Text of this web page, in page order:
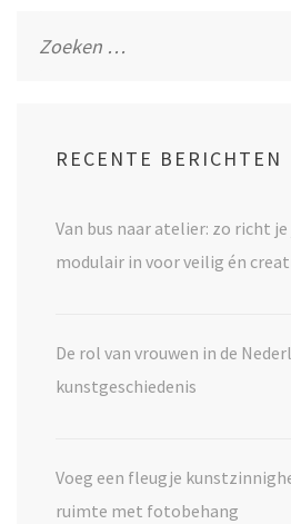
naar:
RECENTE BERICHTEN
Van bus naar atelier: zo richt
modulair in voor veilig én
De rol van vrouwen in de
kunstgeschiedenis
Voeg een fleugje
ruimte met fotobehang